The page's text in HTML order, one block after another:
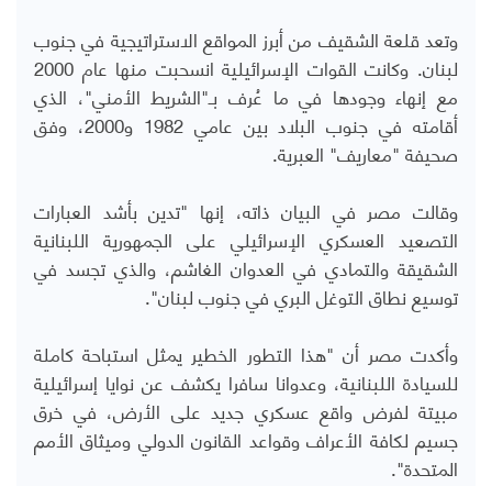
وتعد قلعة الشقيف من أبرز المواقع الاستراتيجية في جنوب
لبنان. وكانت القوات الإسرائيلية انسحبت منها عام 2000
مع إنهاء وجودها في ما عُرف بـ"الشريط الأمني"، الذي
أقامته في جنوب البلاد بين عامي 1982 و2000، وفق
صحيفة "معاريف" العبرية.
وقالت مصر في البيان ذاته، إنها "تدين بأشد العبارات
التصعيد العسكري الإسرائيلي على الجمهورية اللبنانية
الشقيقة والتمادي في العدوان الغاشم، والذي تجسد في
توسيع نطاق التوغل البري في جنوب لبنان".
وأكدت مصر أن "هذا التطور الخطير يمثل استباحة كاملة
للسيادة اللبنانية، وعدوانا سافرا يكشف عن نوايا إسرائيلية
مبيتة لفرض واقع عسكري جديد على الأرض، في خرق
جسيم لكافة الأعراف وقواعد القانون الدولي وميثاق الأمم
المتحدة".